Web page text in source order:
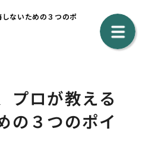
ないための３つのポ
プロが教える
の３つのポイ